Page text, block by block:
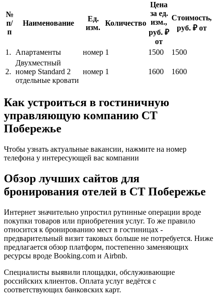
№
п/
п
Наименование
Ед.
изм.
Количество
Цена
за ед.
изм.,
руб. ₽
от
Стоимость,
руб. ₽ от
1. Апартаменты номер 1 1500 1500
2.
Двухместный
номер Standard 2
отдельные кровати
номер 1 1600 1600
Как устроиться в гостиничную
управляющую компанию СТ
Побережье
Чтобы узнать актуальные вакансии, нажмите на номер
телефона у интересующей вас компании
Обзор лучших сайтов для
бронирования отелей в СТ Побережье
Интернет значительно упростил рутинные операции вроде
покупки товаров или приобретения услуг. То же правило
относится к бронированию мест в гостиницах -
предварительный визит таковых больше не потребуется. Ниже
предлагается обзор платформ, постепенно заменяющих
ресурсы вроде Booking.com и Airbnb.
Специалисты выявили площадки, обслуживающие
российских клиентов. Оплата услуг ведётся с
соответствующих банковских карт.